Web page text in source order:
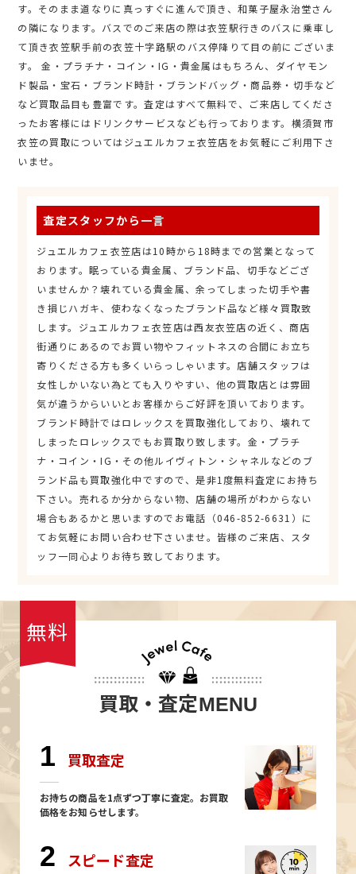
す。そのまま道なりに真っすぐに進んで頂き、和菓子屋永治堂さん
の隣になります。バスでのご来店の際は衣笠駅行きのバスに乗車し
て頂き衣笠駅手前の衣笠十字路駅のバス停降りて目の前にございま
す。 金・プラチナ・コイン・IG・貴金属はもちろん、ダイヤモン
ド製品・宝石・ブランド時計・ブランドバッグ・商品券・切手など
など買取品目も豊富です。査定はすべて無料で、ご来店してくださ
ったお客様にはドリンクサービスなども行っております。横須賀市
衣笠の買取についてはジュエルカフェ衣笠店をお気軽にご利用下さ
いませ。
査定スタッフから一言
ジュエルカフェ衣笠店は10時から18時までの営業となって
おります。眠っている貴金属、ブランド品、切手などござ
いませんか？壊れている貴金属、余ってしまった切手や書
き損じハガキ、使わなくなったブランド品など様々買取致
します。ジュエルカフェ衣笠店は西友衣笠店の近く、商店
街通りにあるのでお買い物やフィットネスの合間にお立ち
寄りくださる方も多くいらっしゃいます。店舗スタッフは
女性しかいない為とても入りやすい、他の買取店とは雰囲
気が違うからいいとお客様からご好評を頂いております。
ブランド時計ではロレックスを買取強化しており、壊れて
しまったロレックスでもお買取り致します。金・プラチ
ナ・コイン・IG・その他ルイヴィトン・シャネルなどのブ
ランド品も買取強化中ですので、是非1度無料査定にお持ち
下さい。売れるか分からない物、店舗の場所がわからない
場合もあるかと思いますのでお電話（046-852-6631）に
てお気軽にお問い合わせ下さいませ。皆様のご来店、スタ
ッフ一同心よりお待ち致しております。
無料
買取・査定MENU
1 買取査定
お持ちの商品を1点ずつ丁寧に査定。お買取
価格をお知らせします。
2 スピード査定